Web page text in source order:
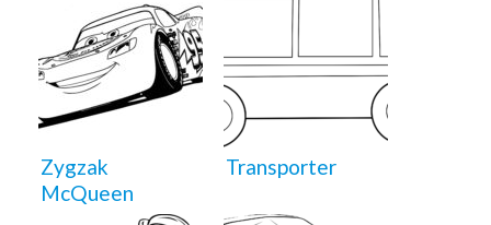
Zygzak
McQueen
Transporter